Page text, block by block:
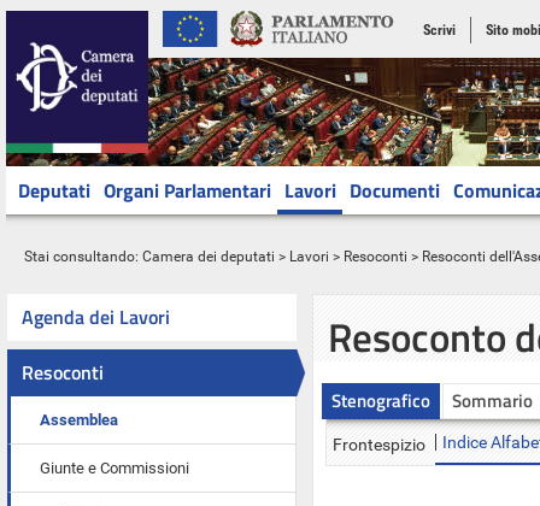
Scrivi Sito
Deputati Organi Parlamentari Lavori Documenti
Stai consultando: Camera dei deputati > Lavori > Resoconti > Resoconti
Agenda dei Lavori
Resoconti
Assemblea
Giunte e Commissioni
Resoconto
Stenografico Sommario
Frontespizio Indice